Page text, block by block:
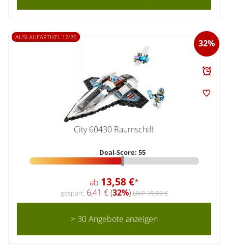
32%
AUSLAUFARTIKEL 12/26
City 60430 Raumschiff
Deal-Score: 55
ab 13,58 €*
gespart: 6,41 € (32%)UVP 19,99 €
> 30 Angebote anzeigen